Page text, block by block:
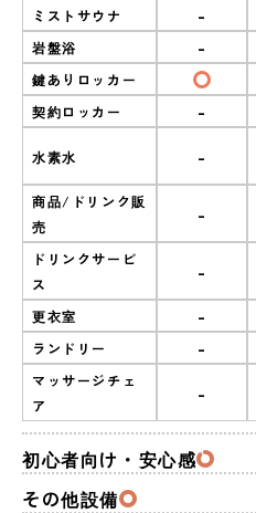
ミストサウナ -
岩盤浴 -
鍵ありロッカー
契約ロッカー -
水素水 -
商品/ドリンク販
売
-
ドリンクサービ
ス
-
更衣室 -
ランドリー -
マッサージチェ
ア
-
初心者向け・安心感
その他設備